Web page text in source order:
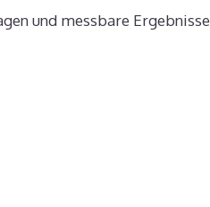
und messbare Ergebnisse